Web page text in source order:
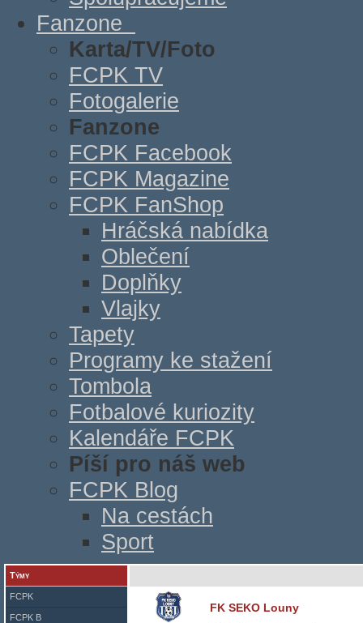
Fanzone
Karta/TV/Foto
FCPK TV
Fotogalerie
Fanzone
FCPK Facebook
FCPK Magazine
FCPK FanShop
Hráčská nabídka
Oblečení
Doplňky
Vlajky
Tapety
Programy ke stažení
Tombola
Fotbalové kuriozity
Kalendáře FCPK
Píší pro náš web
FCPK Blog
Na cestách
Sport
Týmy
FCPK
FCPK B
FK SEKO Louny